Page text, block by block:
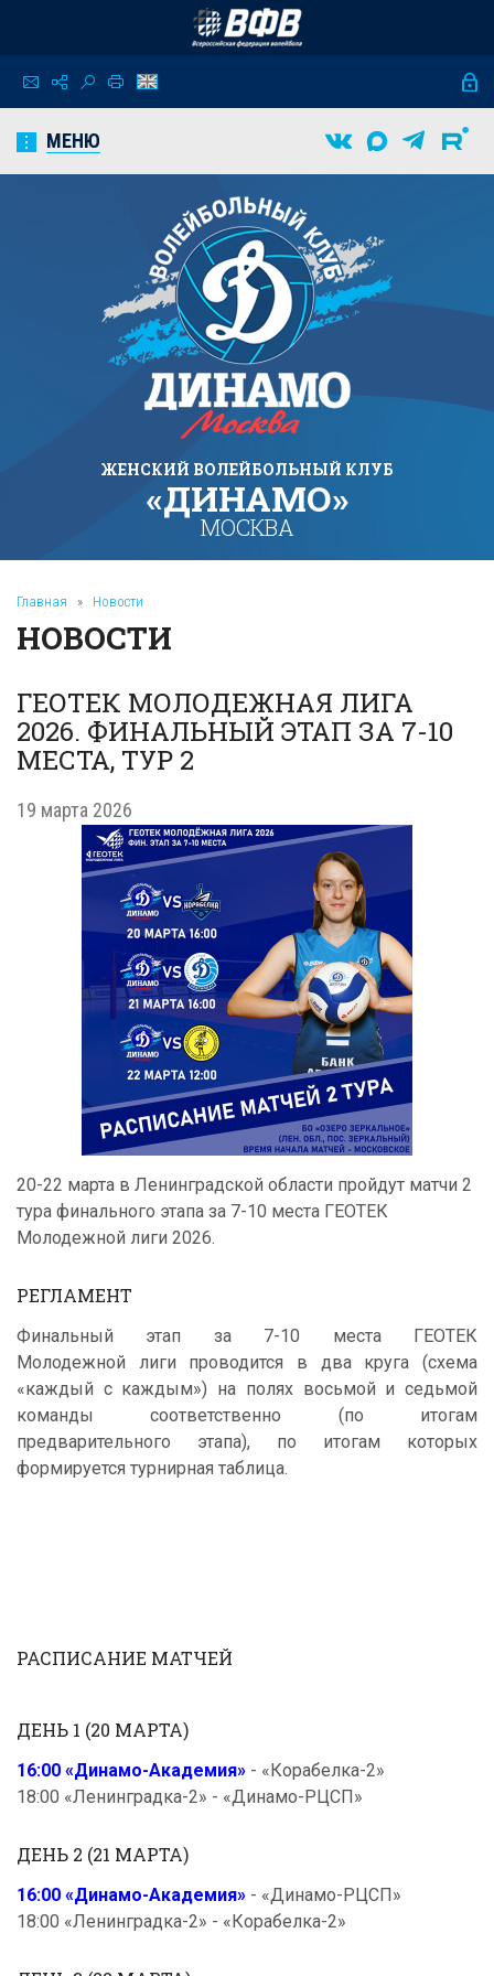
МЕНЮ
ЖЕНСКИЙ ВОЛЕЙБОЛЬНЫЙ КЛУБ
«ДИНАМО»
МОСКВА
Главная » Новости
НОВОСТИ
ГЕОТЕК МОЛОДЕЖНАЯ ЛИГА
2026. ФИНАЛЬНЫЙ ЭТАП ЗА 7-10
МЕСТА, ТУР 2
19 марта 2026
20-22 марта в Ленинградской области пройдут матчи 2
тура финального этапа за 7-10 места ГЕОТЕК
Молодежной лиги 2026.
РЕГЛАМЕНТ
Финальный этап за 7-10 места ГЕОТЕК
Молодежной лиги проводится в два круга (схема
«каждый с каждым») на полях восьмой и седьмой
команды соответственно (по итогам
предварительного этапа), по итогам которых
формируется турнирная таблица.
РАСПИСАНИЕ МАТЧЕЙ
ДЕНЬ 1 (20 МАРТА)
16:00 «Динамо-Академия» - «Корабелка-2»
18:00 «Ленинградка-2» - «Динамо-РЦСП»
ДЕНЬ 2 (21 МАРТА)
16:00 «Динамо-Академия» - «Динамо-РЦСП»
18:00 «Ленинградка-2» - «Корабелка-2»